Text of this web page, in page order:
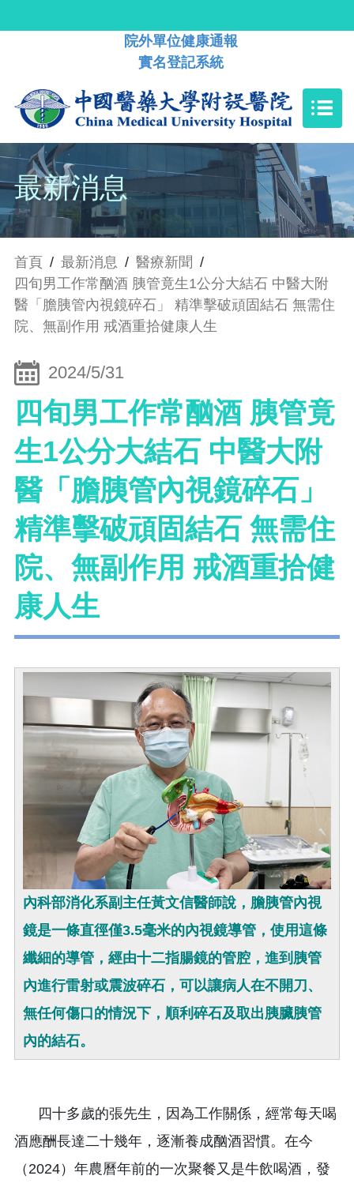
院外單位健康通報
實名登記系統
最新消息
首頁 / 最新消息 / 醫療新聞 /
四旬男工作常酗酒 胰管竟生1公分大結石 中醫大附
醫「膽胰管內視鏡碎石」 精準擊破頑固結石 無需住
院、無副作用 戒酒重拾健康人生
2024/5/31
四旬男工作常酗酒 胰管竟
生1公分大結石 中醫大附
醫「膽胰管內視鏡碎石」
精準擊破頑固結石 無需住
院、無副作用 戒酒重拾健
康人生
內科部消化系副主任黃文信醫師說，膽胰管內視
鏡是一條直徑僅3.5毫米的內視鏡導管，使用這條
纖細的導管，經由十二指腸鏡的管腔，進到胰管
內進行雷射或震波碎石，可以讓病人在不開刀、
無任何傷口的情況下，順利碎石及取出胰臟胰管
內的結石。
四十多歲的張先生，因為工作關係，經常每天喝
酒應酬長達二十幾年，逐漸養成酗酒習慣。在今
（2024）年農曆年前的一次聚餐又是牛飲喝酒，發